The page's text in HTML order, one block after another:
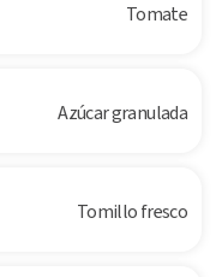
Tomate
Azúcar granulada
Tomillo fresco